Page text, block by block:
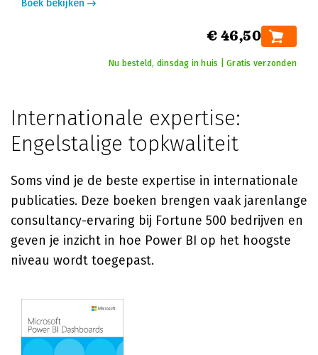
Boek bekijken
€ 46,50
Nu besteld, dinsdag in huis | Gratis verzonden
Internationale expertise:
Engelstalige topkwaliteit
Soms vind je de beste expertise in internationale
publicaties. Deze boeken brengen vaak jarenlange
consultancy-ervaring bij Fortune 500 bedrijven en
geven je inzicht in hoe Power BI op het hoogste
niveau wordt toegepast.